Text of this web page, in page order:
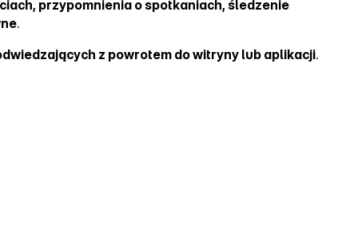
przypomnienia o spotkaniach, śledzenie
.
z powrotem do witryny lub aplikacji.